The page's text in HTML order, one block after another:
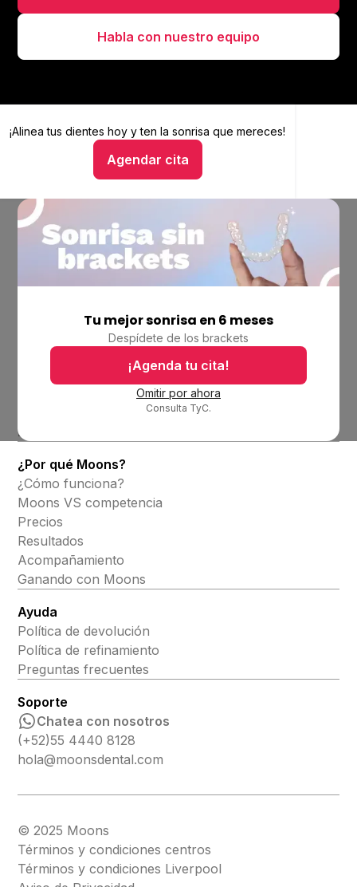
Habla con nuestro equipo
¡Alinea tus dientes hoy yten la sonrisa que mereces!
Agendar cita
Alinea tus dientes hoy y ten la sonrisa que mereces
Hablar con un asesor
Tu mejor sonrisa en 6 meses
Despídete de los brackets
¡Agenda tu cita!
Omitir por ahora
Consulta TyC.
Alineadores invisibles
¿Por qué Moons?
¿Cómo funciona?
Moons VS competencia
Precios
Resultados
Acompañamiento
Ganando con Moons
Ayuda
Política de devolución
Política de refinamiento
Preguntas frecuentes
Soporte
Chatea con nosotros
(+52)55 4440 8128
hola@moonsdental.com
© 2025 Moons
Términos y condiciones centros
Términos y condiciones Liverpool